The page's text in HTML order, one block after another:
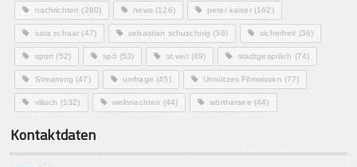
nachrichten (280) news(126) peter kaiser(162)
sara schaar (47) sebastian schuschnig (38) sicherheit (36)
sport (52) spö (53) st.veit(49) stadtgespräch (74)
Streaming (47) umfrage (45) Unnützes Filmwissen (77)
villach (132) weihnachten (44) wörthersee (44)
Kontaktdaten